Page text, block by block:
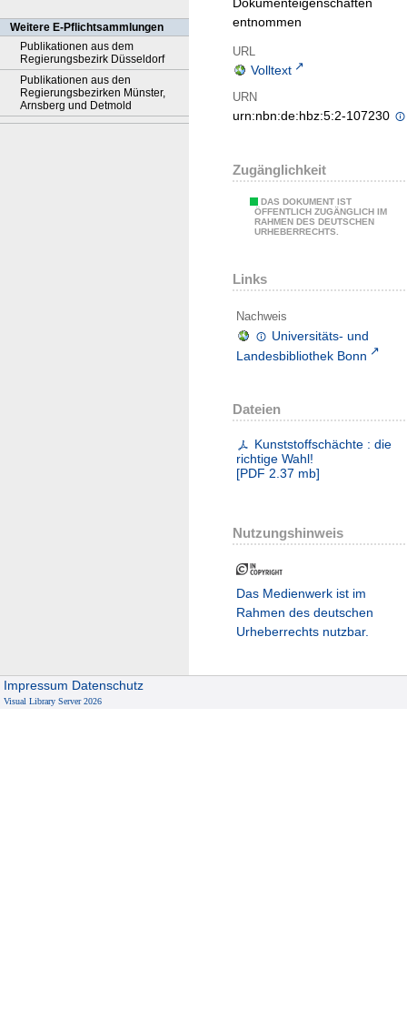
Weitere E-Pflichtsammlungen
Publikationen aus dem
Regierungsbezirk Düsseldorf
Publikationen aus den
Regierungsbezirken Münster,
Arnsberg und Detmold
Dokumenteigenschaften
entnommen
URL
Volltext
URN
urn:nbn:de:hbz:5:2-107230
Zugänglichkeit
DAS DOKUMENT IST
ÖFFENTLICH ZUGÄNGLICH IM
RAHMEN DES DEUTSCHEN
URHEBERRECHTS.
Links
Nachweis
Universitäts- und
Landesbibliothek Bonn
Dateien
Kunststoffschächte : die
richtige Wahl!
[PDF 2.37 mb]
Nutzungshinweis
Das Medienwerk ist im
Rahmen des deutschen
Urheberrechts nutzbar.
Impressum Datenschutz
Visual Library Server 2026